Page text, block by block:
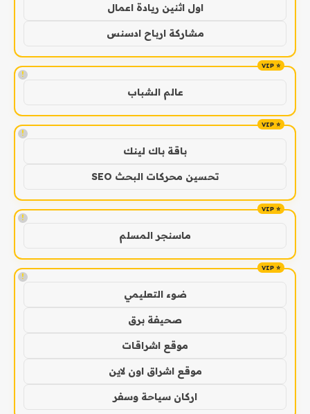
اول اثنين ريادة اعمال
مشاركة ارباح ادسنس
!
عالم الشباب
!
باقة باك لينك
تحسين محركات البحث SEO
!
ماسنجر المسلم
!
ضوء التعليمي
صحيفة برق
موقع اشراقات
موقع اشراق اون لاين
اركان سياحة وسفر